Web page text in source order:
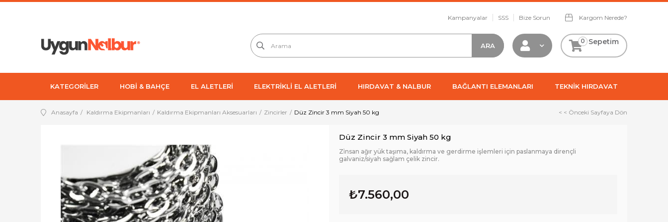
Kampanyalar SSS Bize Sorun Kargom Nerede?
Sepetim
0
KATEGORİLER HOBİ & BAHÇE EL ALETLERİ ELEKTRİKLİ EL ALETLERİ HIRDAVAT & NALBUR BAĞLANTI ELEMANLARI TEKNİK HIRDAVAT
Anasayfa Kaldırma Ekipmanları Kaldırma Ekipmanları Aksesuarları Zincirler Düz Zincir 3 mm Siyah 50 kg < < Önceki Sayfaya Dön
Düz Zincir 3 mm Siyah 50 kg
Zi̇nsan ağır yük taşıma, kaldırma ve gerdirme işlemleri için paslanmaya dirençli
galvaniz/siyah sağlam çelik zincir.
₺7.560,00